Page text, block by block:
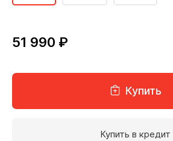
51 990 ₽
Купить
Купить в кредит